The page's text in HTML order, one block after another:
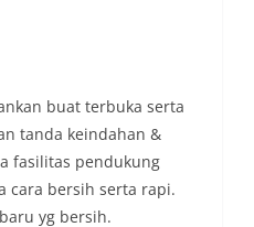
buat terbuka serta
tanda keindahan &
fasilitas pendukung
cara bersih serta rapi.
yg bersih.